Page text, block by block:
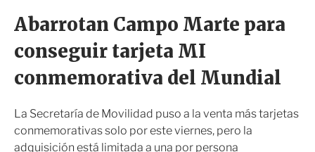
ó
n
i
Abarrotan Campo Marte para
conseguir tarjeta MI
conmemorativa del Mundial
La Secretaría de Movilidad puso a la venta más tarjetas
conmemorativas solo por este viernes, pero la
adquisición está limitada a una por persona